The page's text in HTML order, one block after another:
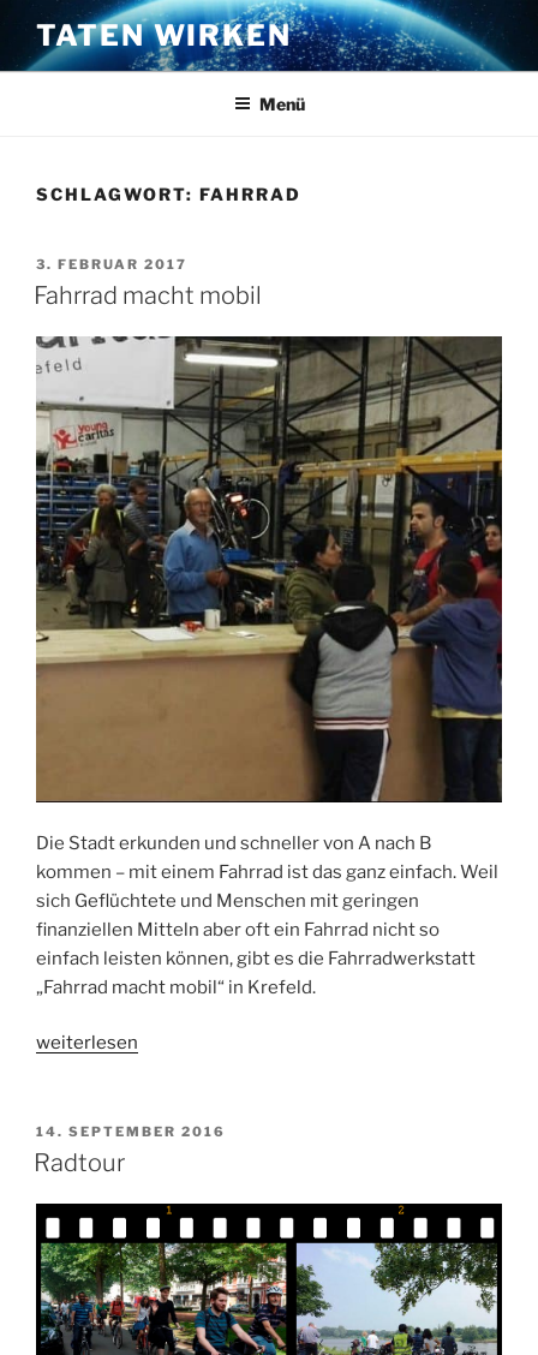
Inhalt
springen
TATEN WIRKEN
Menü
SCHLAGWORT: FAHRRAD
VERÖFFENTLICHT
AM
3. FEBRUAR 2017
Fahrrad macht mobil
Die Stadt erkunden und schneller von A nach B
kommen – mit einem Fahrrad ist das ganz einfach. Weil
sich Geflüchtete und Menschen mit geringen
finanziellen Mitteln aber oft ein Fahrrad nicht so
einfach leisten können, gibt es die Fahrradwerkstatt
„Fahrrad macht mobil“ in Krefeld.
„Fahrrad
weiterlesen
VERÖFFENTLICHT
AM
14. SEPTEMBER 2016
Radtour